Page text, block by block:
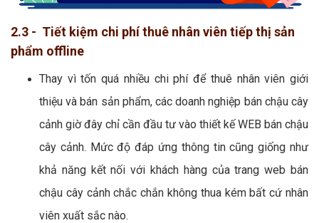
2.3 - Tiết kiệm chi phí thuê nhân viên tiếp thị sản
phẩm offline
Thay vì tốn quá nhiều chi phí để thuê nhân viên giới
thiệu và bán sản phẩm, các doanh nghiệp bán chậu cây
cảnh giờ đây chỉ cần đầu tư vào thiết kế WEB bán chậu
cây cảnh. Mức độ đáp ứng thông tin cũng giống như
khả năng kết nối với khách hàng của trang web bán
chậu cây cảnh chắc chắn không thua kém bất cứ nhân
viên xuất sắc nào.